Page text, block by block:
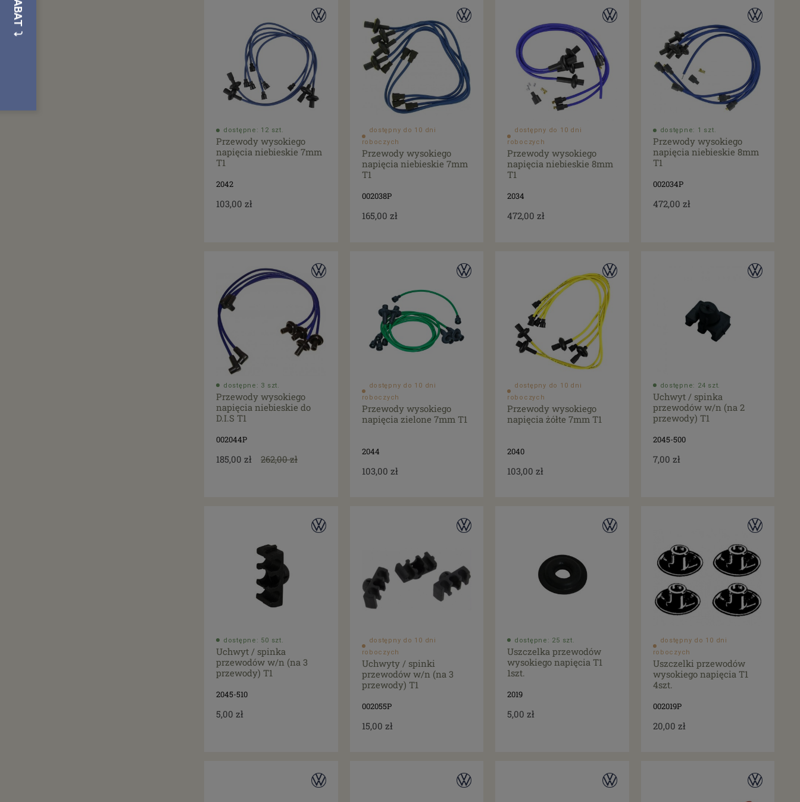
dostępne: 12 szt.
Przewody wysokiego
napięcia niebieskie 7mm
T1
2042
103,00 zł
dostępny do 10 dni
roboczych
Przewody wysokiego
napięcia niebieskie 7mm
T1
002038P
165,00 zł
dostępny do 10 dni
roboczych
Przewody wysokiego
napięcia niebieskie 8mm
T1
2034
472,00 zł
dostępne: 1 szt.
Przewody wysokiego
napięcia niebieskie 8mm
T1
002034P
472,00 zł
dostępne: 3 szt.
Przewody wysokiego
napięcia niebieskie do
D.I.S T1
002044P
185,00 zł 262,00 zł
dostępny do 10 dni
roboczych
Przewody wysokiego
napięcia zielone 7mm T1
2044
103,00 zł
dostępny do 10 dni
roboczych
Przewody wysokiego
napięcia żółte 7mm T1
2040
103,00 zł
dostępne: 24 szt.
Uchwyt / spinka
przewodów w/n (na 2
przewody) T1
2045-500
7,00 zł
dostępne: 50 szt.
Uchwyt / spinka
przewodów w/n (na 3
przewody) T1
2045-510
5,00 zł
dostępny do 10 dni
roboczych
Uchwyty / spinki
przewodów w/n (na 3
przewody) T1
002055P
15,00 zł
dostępne: 25 szt.
Uszczelka przewodów
wysokiego napięcia T1
1szt.
2019
5,00 zł
dostępny do 10 dni
roboczych
Uszczelki przewodów
wysokiego napięcia T1
4szt.
002019P
20,00 zł